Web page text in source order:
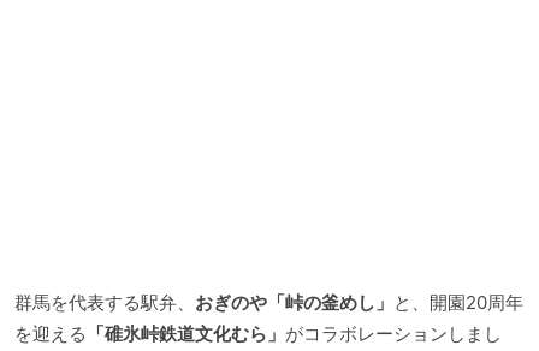
群馬を代表する駅弁、 おぎのや「峠の釜めし」 と、開園20周年
を迎える 「碓氷峠鉄道文化むら」 がコラボレーションしまし